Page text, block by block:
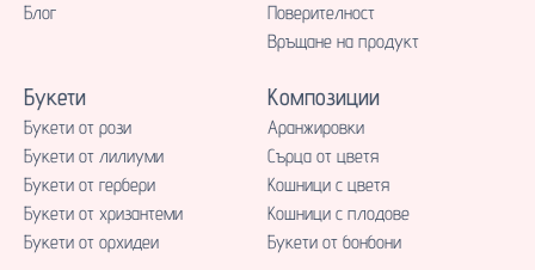
Блог
Поверителност
Връщане на продукт
Букети
Букети от рози
Букети от лилиуми
Букети от гербери
Букети от хризантеми
Букети от орхидеи
Композиции
Аранжировки
Сърца от цветя
Кошници с цветя
Кошници с плодове
Букети от бонбони